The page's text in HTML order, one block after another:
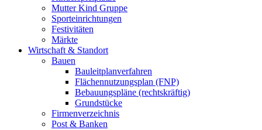
Mutter Kind Gruppe
Sporteinrichtungen
Festivitäten
Märkte
Wirtschaft & Standort
Bauen
Bauleitplanverfahren
Flächennutzungsplan (FNP)
Bebauungspläne (rechtskräftig)
Grundstücke
Firmenverzeichnis
Post & Banken